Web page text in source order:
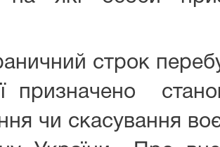
строк
призначено
чи скасування